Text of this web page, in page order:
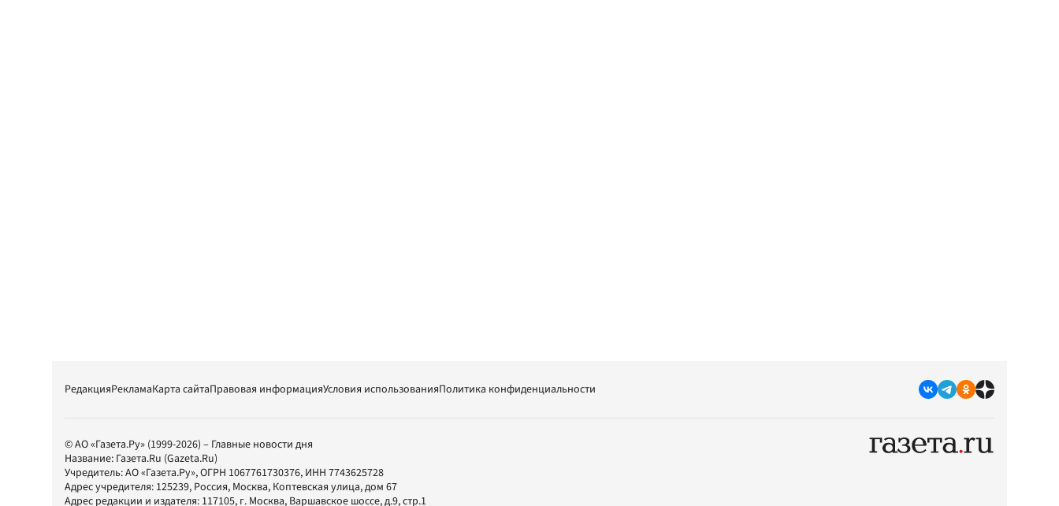
РедакцияРекламаКарта сайтаПравовая информацияУсловия использованияПолитика конфиденциальности
© АО «Газета.Ру» (1999-2026) – Главные новости дня
Название: Газета.Ru (Gazeta.Ru)
Учредитель:АО «Газета.Ру», ОГРН 1067761730376, ИНН 7743625728
Адрес учредителя: 125239, Россия, Москва, Коптевская улица, дом 67
Адрес редакции и издателя: 117105, г. Москва, Варшавское шоссе, д.9, стр.1